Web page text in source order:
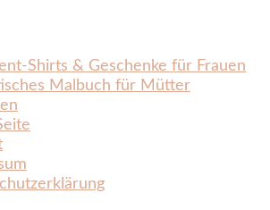
& Geschenke für Frauen
Malbuch für Mütter